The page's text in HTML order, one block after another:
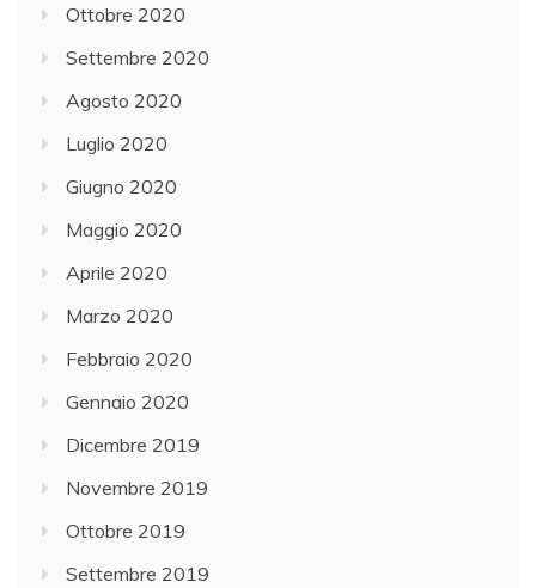
Ottobre 2020
Settembre 2020
Agosto 2020
Luglio 2020
Giugno 2020
Maggio 2020
Aprile 2020
Marzo 2020
Febbraio 2020
Gennaio 2020
Dicembre 2019
Novembre 2019
Ottobre 2019
Settembre 2019